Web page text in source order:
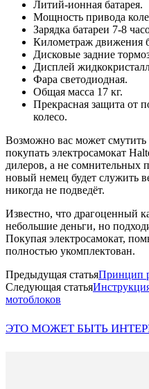
Литий-ионная батарея.
Мощность привода
Зарядка батареи 7-8
Километраж движения
Дисковые задние
Дисплей
Фара светодиодная.
Общая масса 17 кг.
Прекрасная защита от
колесо.
Возможно вас может смутить
покупать электросамокат
дилеров, а не сомнительных
новый немец будет служить
никогда не подведёт.
Известно, что драгоценный
небольшие деньги, но
Покупая электросамокат,
полностью укомплектован.
Предыдущая статьяПринцип
Следующая статья
мотоблоков
ЭТО МОЖЕТ БЫТЬ